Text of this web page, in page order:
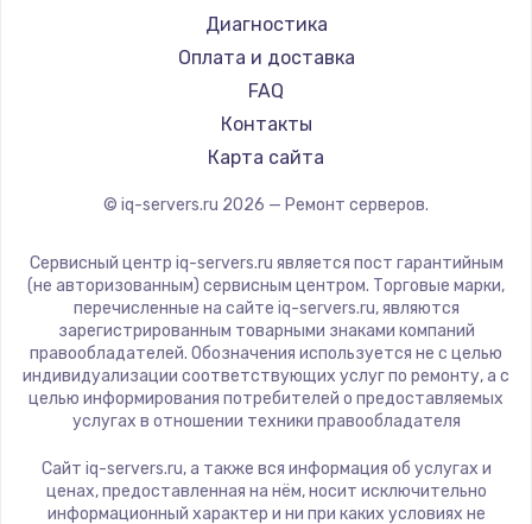
Диагностика
Оплата и доставка
FAQ
Контакты
Карта сайта
© iq-servers.ru 2026 — Ремонт серверов.
Сервисный центр iq-servers.ru является пост гарантийным
(не авторизованным) сервисным центром. Торговые марки,
перечисленные на сайте iq-servers.ru, являются
зарегистрированным товарными знаками компаний
правообладателей. Обозначения используется не с целью
индивидуализации соответствующих услуг по ремонту, а с
целью информирования потребителей о предоставляемых
услугах в отношении техники правообладателя
Сайт iq-servers.ru, а также вся информация об услугах и
ценах, предоставленная на нём, носит исключительно
информационный характер и ни при каких условиях не